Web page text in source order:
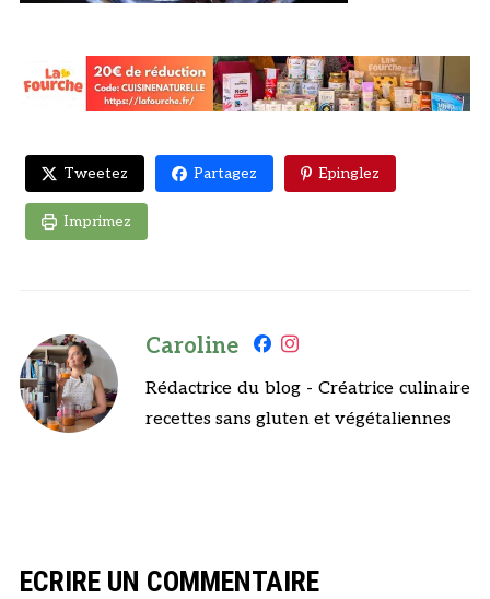
Tweetez Partagez Epinglez
Imprimez
Caroline
Rédactrice du blog - Créatrice culinaire
recettes sans gluten et végétaliennes
ECRIRE UN COMMENTAIRE